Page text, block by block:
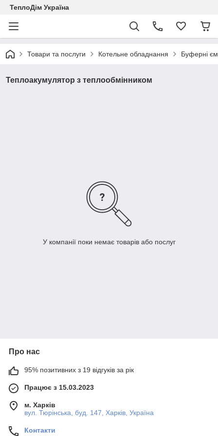
ТеплоДім Україна
Товари та послуги Котельне обладнання Буферні
Теплоакумулятор з теплообмінником
У компанії поки немає товарів або послуг
Про нас
95% позитивних з 19 відгуків за рік
Працює з 15.03.2023
м. Харків
вул. Тюрінська, буд. 147, Харків, Україна
Контакти